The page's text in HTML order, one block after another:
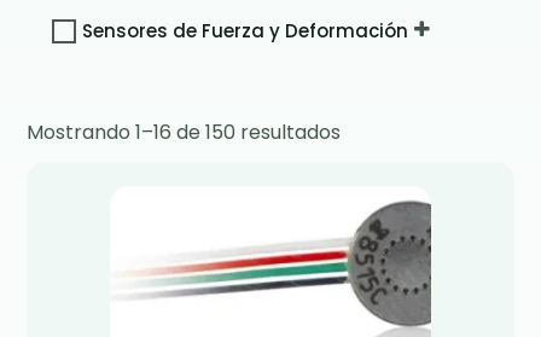
Sensores de Fuerza y Deformación
Mostrando 1–16 de 150 resultados